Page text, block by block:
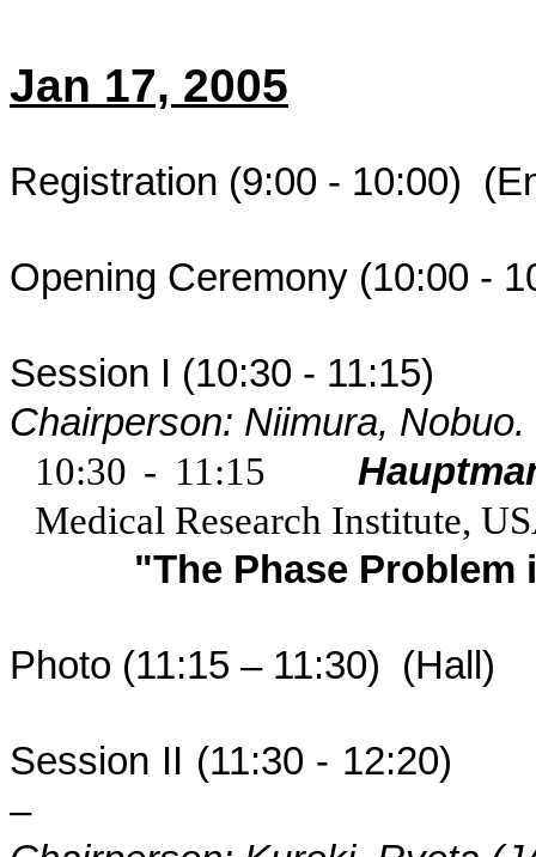
Jan 17, 2005
Registration (9:00 - 10:00)
Opening Ceremony (10:00 -
Session I (10:30 - 11:15) -
Chairperson: Niimura, Nobuo.
10:30 - 11:15
Medical Research Institute,
"The Phase
Photo (11:15 – 11:30) (Hall)
Session II (11:30 - 12:20)
–